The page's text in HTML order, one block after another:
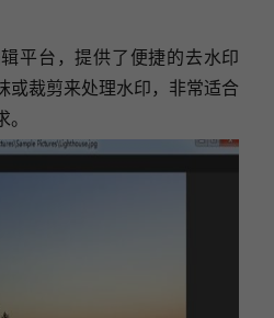
平台，提供了便捷的去水印
或裁剪来处理水印，非常适合